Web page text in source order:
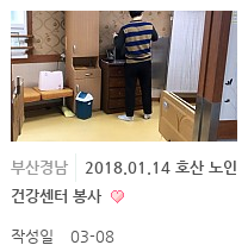
부산경남
2018.01.14 호산 노인
건강센터 봉사
작성일 03-08